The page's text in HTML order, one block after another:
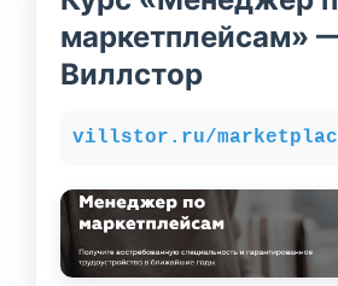
маркетплейсам»
Виллстор
villstor.ru/